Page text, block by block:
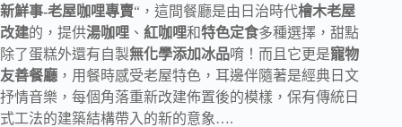
新鮮事-老屋咖哩專賣“，這間餐廳是由日治時代檜木老屋
改建的，提供湯咖哩 、 紅咖哩和特色定食多種選擇，甜點
除了蛋糕外還有自製無化學添加冰品唷！而且它更是寵物
友善餐廳 ，用餐時感受老屋特色，耳邊伴隨著是經典日文
抒情音樂，每個角落重新改建佈置後的模樣，保有傳統日
式工法的建築結構帶入的新的意象….